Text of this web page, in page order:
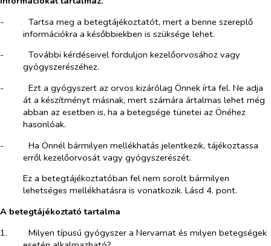
-​
Tartsa meg a betegtájékoztatót, mert a benne szereplő
információkra a későbbiekben is szüksége lehet.
-​
További kérdéseivel forduljon kezelőorvosához vagy
gyógyszerészéhez.
-​
Ezt a gyógyszert az orvos kizárólag Önnek írta fel. Ne adja
át a készítményt másnak, mert számára ártalmas lehet még
abban az esetben is, ha a betegsége tünetei az Önéhez
hasonlóak.
-​
Ha Önnél bármilyen mellékhatás jelentkezik, tájékoztassa
erről kezelőorvosát vagy gyógyszerészét.
Ez a betegtájékoztatóban fel nem sorolt bármilyen
lehetséges mellékhatásra is vonatkozik. Lásd 4. pont.
A betegtájékoztató tartalma
1.​
Milyen típusú gyógyszer a Nervamat és milyen betegségek